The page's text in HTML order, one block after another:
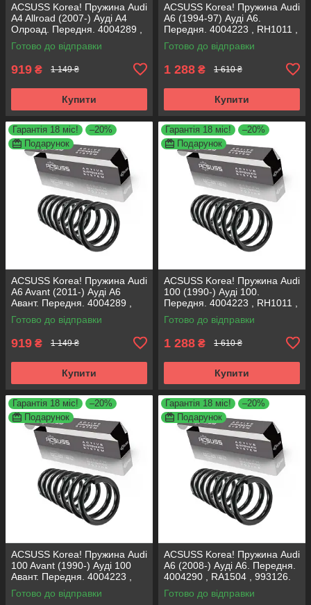
ACSUSS Korea! Пружина Audi
A4 Allroad (2007-) Ауді А4
Олроад. Передня. 4004289 ,
RA3798 , 993124. Аксусс
Корея
Готово до відправки
919 ₴ 1 149 ₴
Купити
ACSUSS Korea! Пружина Audi
A6 (1994-97) Ауді А6.
Передня. 4004223 , RH1011 ,
997224. Аксусс Корея
Готово до відправки
1 288 ₴ 1 610 ₴
Купити
Гарантія 18 міс!
–20%
Подарунок
ACSUSS Korea! Пружина Audi
A6 Avant (2011-) Ауді А6
Авант. Передня. 4004289 ,
RA3798 , 993124. Аксусс
Корея
Готово до відправки
919 ₴ 1 149 ₴
Купити
Гарантія 18 міс!
–20%
Подарунок
ACSUSS Korea! Пружина Audi
100 (1990-) Ауді 100.
Передня. 4004223 , RH1011 ,
997224. Аксусс Корея
Готово до відправки
1 288 ₴ 1 610 ₴
Купити
Гарантія 18 міс!
–20%
Подарунок
ACSUSS Korea! Пружина Audi
100 Avant (1990-) Ауді 100
Авант. Передня. 4004223 ,
RH1011 , 997224. Аксусс
Корея
Готово до відправки
Гарантія 18 міс!
–20%
Подарунок
ACSUSS Korea! Пружина Audi
A6 (2008-) Ауді А6. Передня.
4004290 , RA1504 , 993126.
Аксусс Корея
Готово до відправки